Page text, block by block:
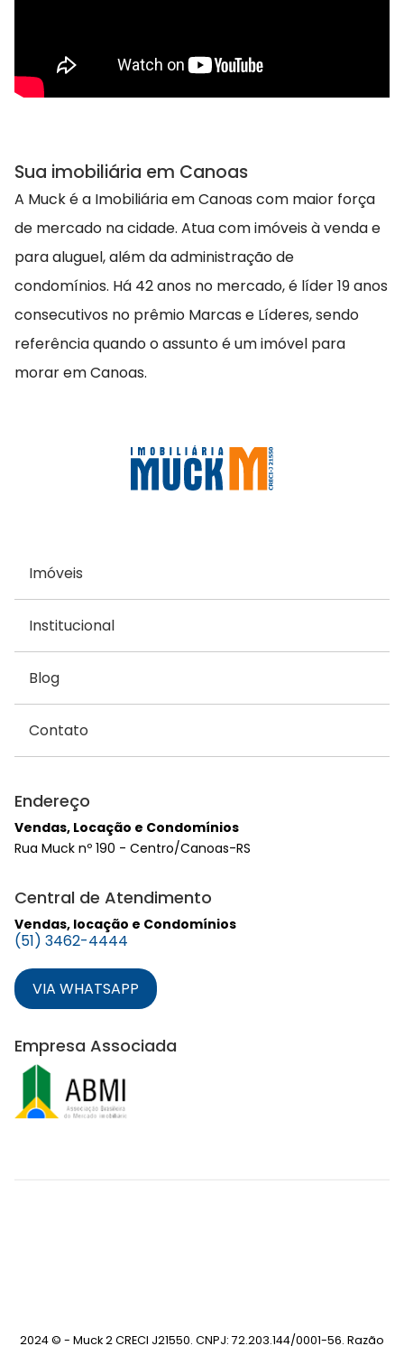
Sua imobiliária em Canoas
A Muck é a Imobiliária em Canoas com maior força
de mercado na cidade. Atua com imóveis à venda e
para aluguel, além da administração de
condomínios. Há 42 anos no mercado, é líder 19 anos
consecutivos no prêmio Marcas e Líderes, sendo
referência quando o assunto é um imóvel para
morar em Canoas.
Imóveis
Institucional
Blog
Contato
Endereço
Vendas, Locação e Condomínios
Rua Muck nº 190 - Centro/Canoas-RS
Central de Atendimento
Vendas, locação e Condomínios
(51) 3462-4444
VIA WHATSAPP
Empresa Associada
2024 © - Muck 2 CRECI J21550. CNPJ: 72.203.144/0001-56. Razão